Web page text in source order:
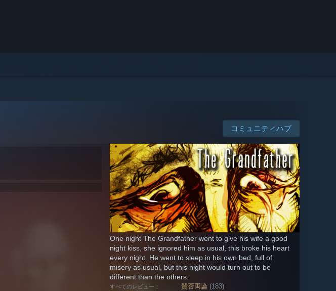
コミュニティハブ
One night The Grandfather went to give his wife a good
night kiss, she ignored him as usual, this broke his heart
every night. He went to sleep in his own bed, full of
misery as usual, but this night would turn out to be
different than the others.
すべてのレビュー： 賛否両論 (183)